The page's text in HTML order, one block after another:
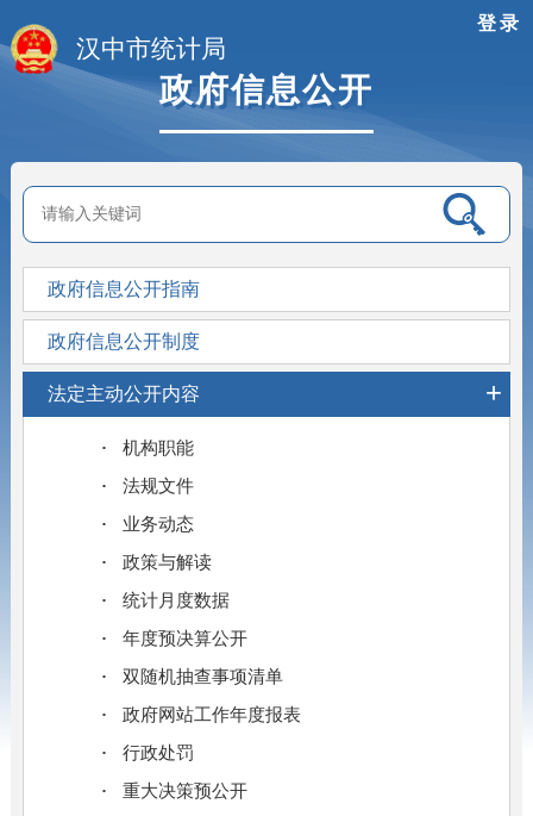
登录
汉中市统计局
政府信息公开
政府信息公开指南
政府信息公开制度
法定主动公开内容 +
机构职能
法规文件
业务动态
政策与解读
统计月度数据
年度预决算公开
双随机抽查事项清单
政府网站工作年度报表
行政处罚
重大决策预公开